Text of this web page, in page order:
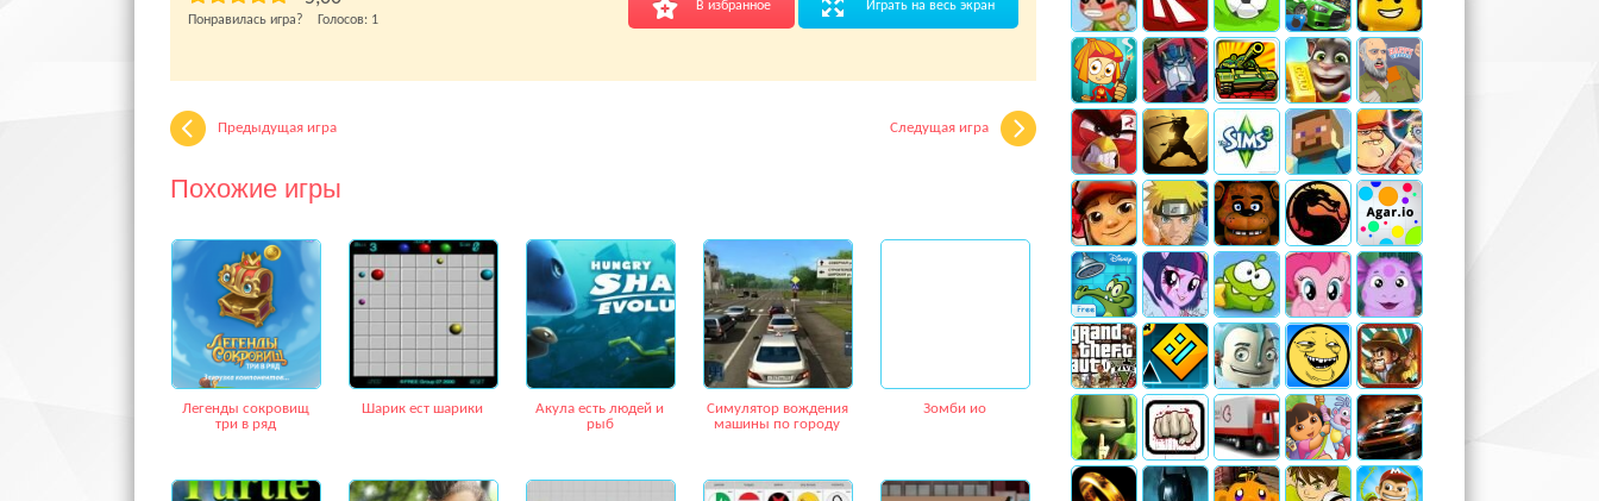
В избранное Играть на весь экран
Понравилась игра? Голосов: 1
Предыдущая игра Следущая игра
Похожие игры
Легенды сокровищ
три в ряд
Шарик ест шарики
Акула есть людей и
рыб
Симулятор вождения
машины по городу
Зомби ио